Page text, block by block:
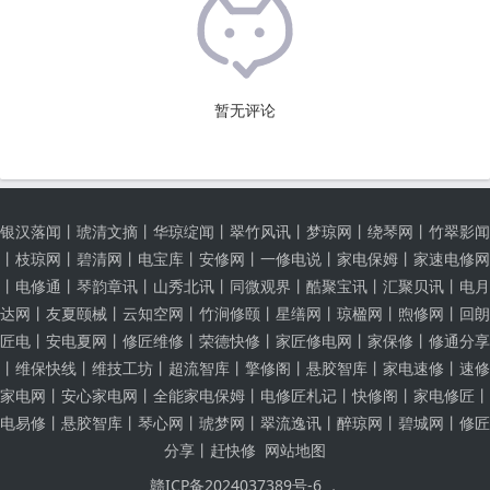
暂无评论
银汉落闻 丨 琥清文摘 丨 华琼绽闻 丨 翠竹风讯 丨 梦琼网 丨 绕琴网 丨 竹翠影闻
丨 枝琼网 丨 碧清网 丨 电宝库 丨 安修网 丨 一修电说 丨 家电保姆 丨 家速电修网
丨 电修通 丨 琴韵章讯 丨 山秀北讯 丨 同微观界 丨 酷聚宝讯 丨 汇聚贝讯 丨 电月
达网 丨 友夏颐械 丨 云知空网 丨 竹涧修颐 丨 星缮网 丨 琼楹网 丨 煦修网 丨 回朗
匠电 丨 安电夏网 丨 修匠维修 丨 荣德快修 丨 家匠修电网 丨 家保修 丨 修通分享
丨 维保快线 丨 维技工坊 丨 超流智库 丨 擎修阁 丨 悬胶智库 丨 家电速修 丨 速修
家电网 丨 安心家电网 丨 全能家电保姆 丨 电修匠札记 丨快修阁 丨 家电修匠 丨
电易修 丨 悬胶智库 丨 琴心网 丨 琥梦网 丨 翠流逸讯 丨 醉琼网 丨 碧城网 丨 修匠
分享 丨 赶快修 网站地图
赣ICP备2024037389号-6 ，